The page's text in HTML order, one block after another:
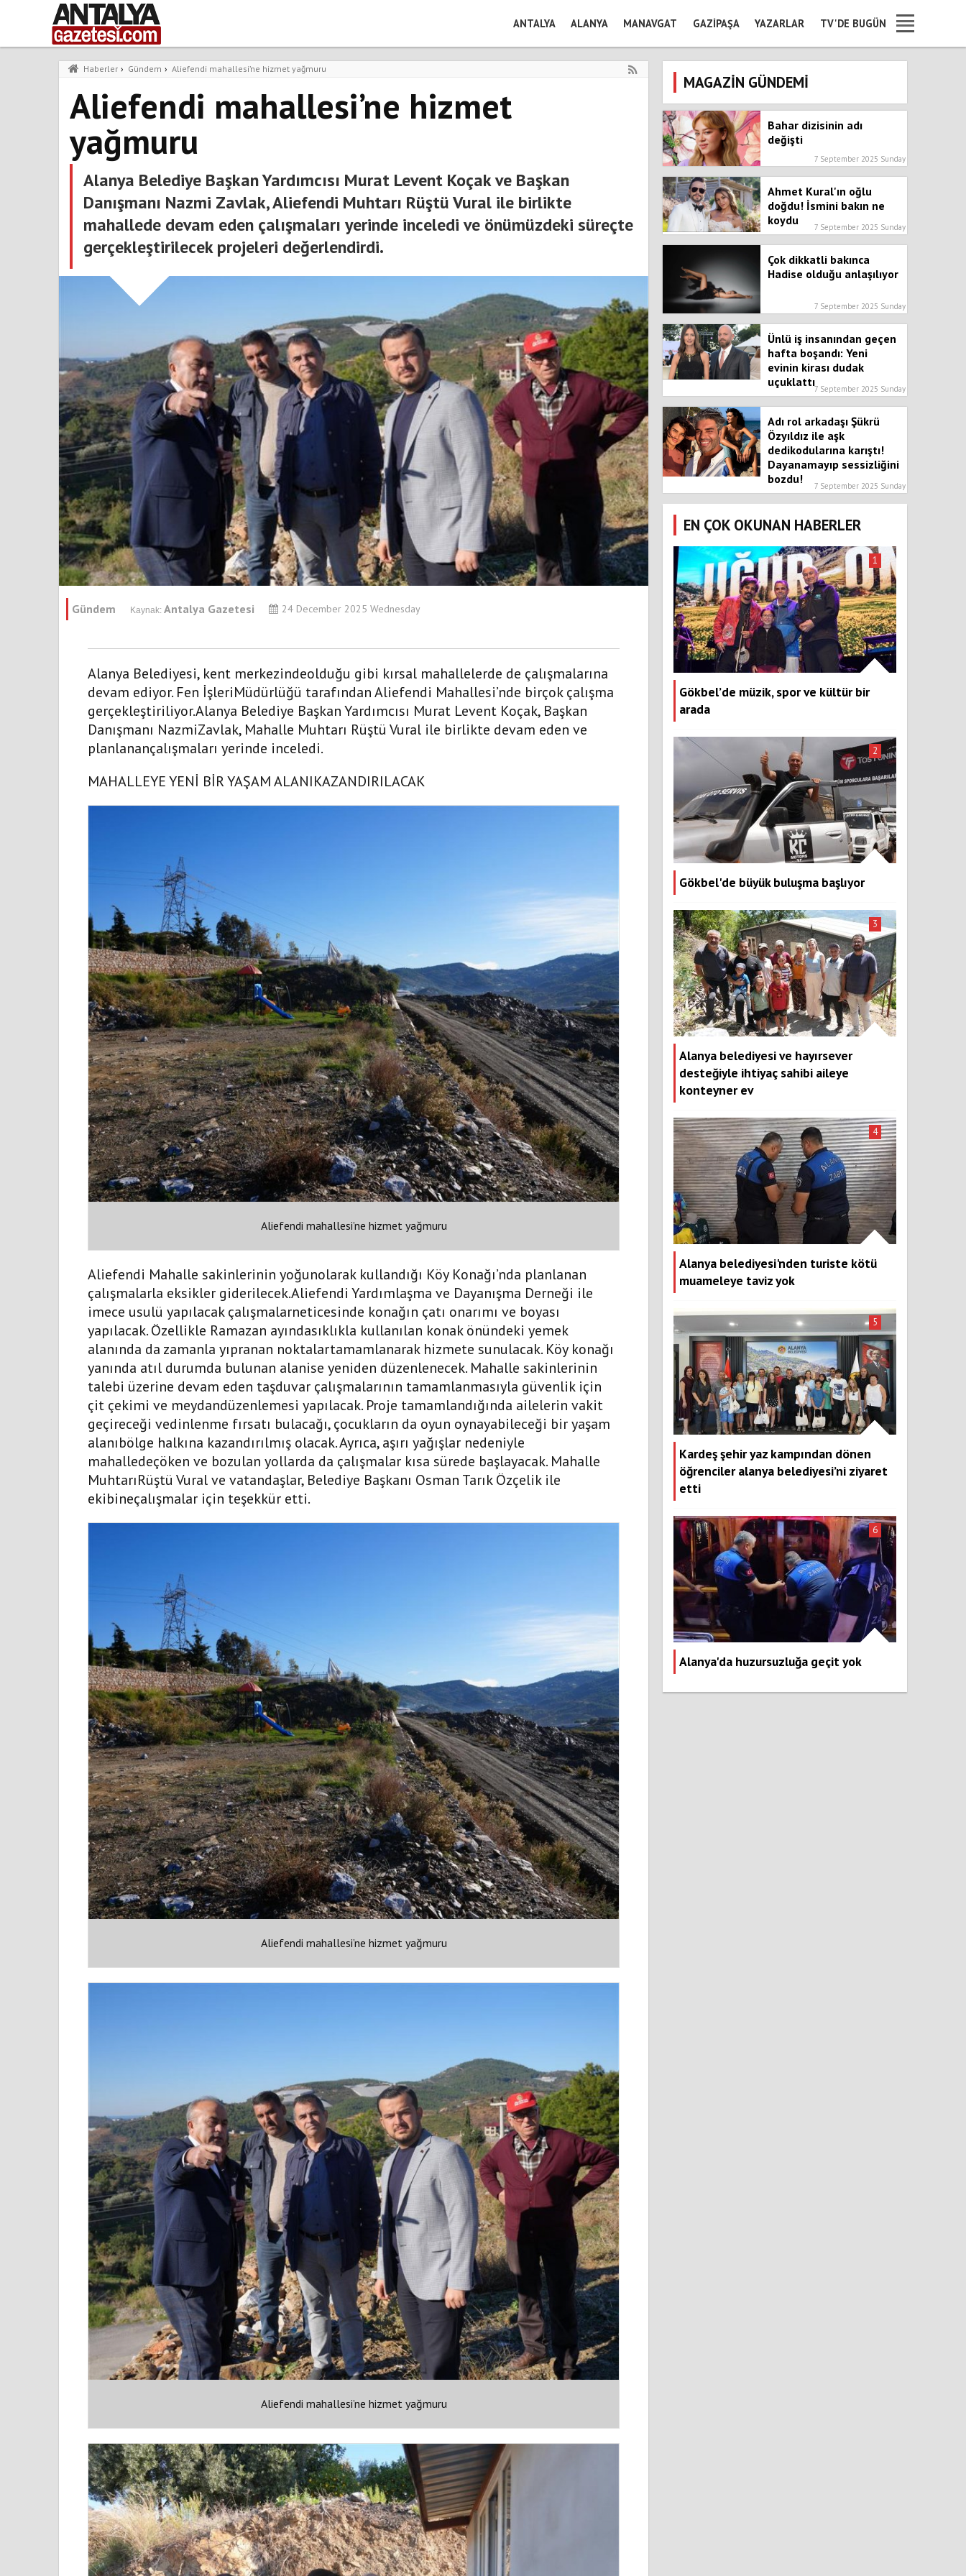
ANTALYA ALANYA MANAVGAT GAZIPAŞA YAZARLAR TV'DE BUGÜN
Haberler › Gündem › Aliefendi mahallesi’ne hizmet yağmuru
Aliefendi mahallesi’ne hizmet
yağmuru
Alanya Belediye Başkan Yardımcısı Murat Levent Koçak ve Başkan
Danışmanı Nazmi Zavlak, Aliefendi Muhtarı Rüştü Vural ile birlikte
mahallede devam eden çalışmaları yerinde inceledi ve önümüzdeki süreçte
gerçekleştirilecek projeleri değerlendirdi.
Gündem Antalya Gazetesi 24 December 2025 Wednesday
Alanya Belediyesi, kent merkezindeolduğu gibi kırsal mahallelerde de çalışmalarına
devam ediyor. Fen İşleriMüdürlüğü tarafından Aliefendi Mahallesi’nde birçok çalışma
gerçekleştiriliyor.Alanya Belediye Başkan Yardımcısı Murat Levent Koçak, Başkan
Danışmanı NazmiZavlak, Mahalle Muhtarı Rüştü Vural ile birlikte devam eden ve
planlanançalışmaları yerinde inceledi.
MAHALLEYE YENİ BİR YAŞAM ALANIKAZANDIRILACAK
Aliefendi mahallesi’ne hizmet yağmuru
Aliefendi Mahalle sakinlerinin yoğunolarak kullandığı Köy Konağı’nda planlanan
çalışmalarla eksikler giderilecek.Aliefendi Yardımlaşma ve Dayanışma Derneği ile
imece usulü yapılacak çalışmalarneticesinde konağın çatı onarımı ve boyası
yapılacak. Özellikle Ramazan ayındasıklıkla kullanılan konak önündeki yemek
alanında da zamanla yıpranan noktalartamamlanarak hizmete sunulacak. Köy konağı
yanında atıl durumda bulunan alanise yeniden düzenlenecek. Mahalle sakinlerinin
talebi üzerine devam eden taşduvar çalışmalarının tamamlanmasıyla güvenlik için
çit çekimi ve meydandüzenlemesi yapılacak. Proje tamamlandığında ailelerin vakit
geçireceği vedinlenme fırsatı bulacağı, çocukların da oyun oynayabileceği bir yaşam
alanıbölge halkına kazandırılmış olacak. Ayrıca, aşırı yağışlar nedeniyle
mahalledeçöken ve bozulan yollarda da çalışmalar kısa sürede başlayacak. Mahalle
MuhtarıRüştü Vural ve vatandaşlar, Belediye Başkanı Osman Tarık Özçelik ile
ekibineçalışmalar için teşekkür etti.
Aliefendi mahallesi’ne hizmet yağmuru
Aliefendi mahallesi’ne hizmet yağmuru
MAGAZİN GÜNDEMİ
Bahar dizisinin adı
değişti
7 September 2025 Sunday
Ahmet Kural'ın oğlu
doğdu! İsmini bakın ne
koydu
7 September 2025 Sunday
Çok dikkatli bakınca
Hadise olduğu anlaşılıyor
7 September 2025 Sunday
Ünlü iş insanından geçen
hafta boşandı: Yeni
evinin kirası dudak
uçuklattı7 September 2025 Sunday
Adı rol arkadaşı Şükrü
Özyıldız ile aşk
dedikodularına karıştı!
Dayanamayıp sessizliğini
bozdu!
7 September 2025 Sunday
EN ÇOK OKUNAN HABERLER
Gökbel’de müzik, spor ve kültür bir
arada
1
Gökbel'de büyük buluşma başlıyor
2
Alanya belediyesi ve hayırsever
desteğiyle ihtiyaç sahibi aileye
konteyner ev
3
Alanya belediyesi'nden turiste kötü
muameleye taviz yok
4
Kardeş şehir yaz kampından dönen
öğrenciler alanya belediyesi’ni ziyaret
etti
5
Alanya'da huzursuzluğa geçit yok
6